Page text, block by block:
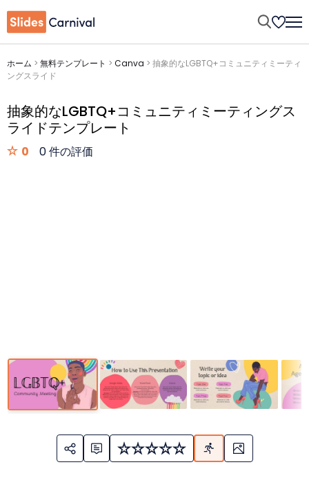
ホーム > 無料テンプレート > Canva > 抽象的なLGBTQ+コミュニティミーティ
ングスライド
抽象的なLGBTQ+コミュニティミーティングス
ライドテンプレート
0 0 件の評価